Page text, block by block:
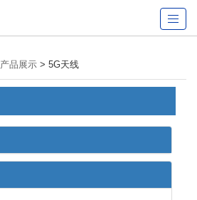
产品展示 > 5G天线